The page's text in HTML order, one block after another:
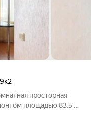
просторная
площадью 83,5 м
Квартира с